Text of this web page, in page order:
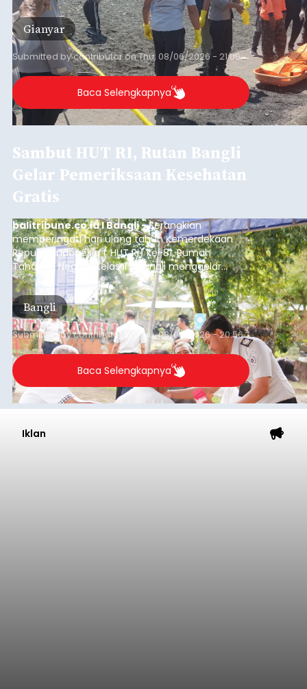
Gianyar
Submitted bycontributoronThu, 08/06/2026 - 21:06
Baca Selengkapnya
Sambut HUT RI, Rutan Bangli
Gelar Pemeriksaan Kesehatan
Gratis
balitribune.co.id I Bangli -Serangkian
memperingati hari ulang tahun Kemerdekaan
Republik Indonesia ( HUT RI) ke-81, Rumah
Tahanan Negara Kelas II B Bangli menggelar
kegiatan pemeriksaan kesehatan gratis, Rabu
(6/8/2026).
Bangli
Submitted bycontributor Thu, 08/06/2026 - 20:56
Baca Selengkapnya
Iklan